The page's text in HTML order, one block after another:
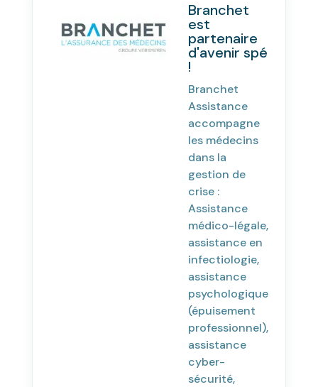
Branchet
est
partenaire
d'avenir spé
!
Branchet
Assistance
accompagne
les médecins
dans la
gestion de
crise :
Assistance
médico-légale,
assistance en
infectiologie,
assistance
psychologique
(épuisement
professionnel),
assistance
cyber-
sécurité,